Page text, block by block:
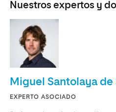
Nuestros expertos y
Miguel Santolaya de
EXPERTO ASOCIADO